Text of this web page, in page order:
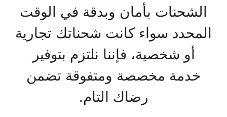
الشحنات بأمان وبدقة في الوقت
المحدد سواء كانت شحناتك تجارية
أو شخصية، فإننا نلتزم بتوفير
خدمة مخصصة ومتفوقة تضمن
رضاك التام.